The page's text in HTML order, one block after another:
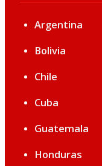
Argentina
Bolivia
Chile
Cuba
Guatemala
Honduras